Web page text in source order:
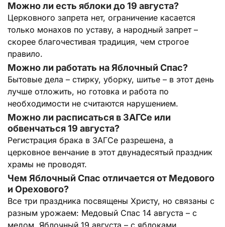
Можно ли есть яблоки до 19 августа?
Церковного запрета нет, ограничение касается
только монахов по уставу, а народный запрет –
скорее благочестивая традиция, чем строгое
правило.
Можно ли работать на Яблочный Спас?
Бытовые дела – стирку, уборку, шитье – в этот день
лучше отложить, но готовка и работа по
необходимости не считаются нарушением.
Можно ли расписаться в ЗАГСе или
обвенчаться 19 августа?
Регистрация брака в ЗАГСе разрешена, а
церковное венчание в этот двунадесятый праздник
храмы не проводят.
Чем Яблочный Спас отличается от Медового
и Орехового?
Все три праздника посвящены Христу, но связаны с
разным урожаем: Медовый Спас 14 августа – с